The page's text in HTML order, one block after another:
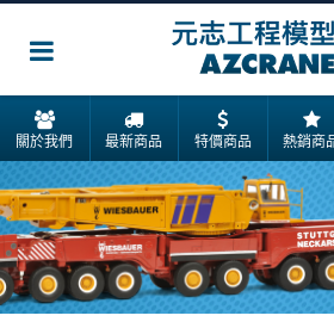
關於我們 最新商品 特價商品 熱銷商